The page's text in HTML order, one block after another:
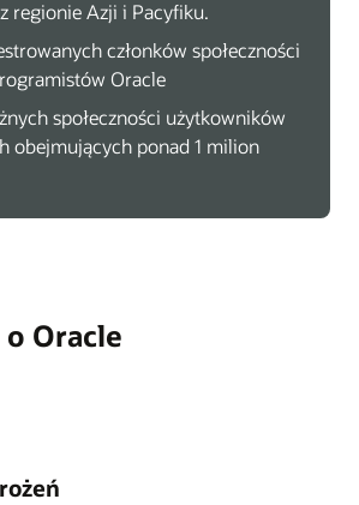
regionie Azji i Pacyfiku.
członków społeczności
Oracle
społeczności użytkowników
obejmujących ponad 1 milion
Oracle